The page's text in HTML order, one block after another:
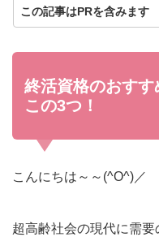
この記事はPRを含みます
終活資格のおすす
この3つ！
こんにちは～～(^O^)／
超高齢社会の現代に需要